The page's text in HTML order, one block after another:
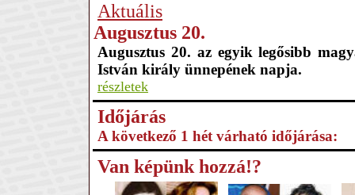
Aktuális
Augusztus 20.
Augusztus 20. az egyik legősibb
István király ünnepének napja.
részletek
Időjárás
A következő 1 hét várható időjárása:
Van képünk hozzá!?